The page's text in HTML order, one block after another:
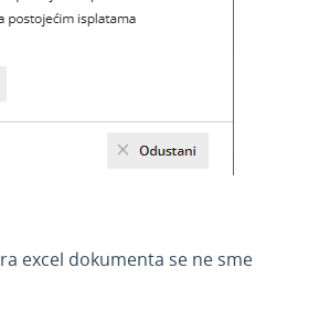
excel dokumenta se ne sme